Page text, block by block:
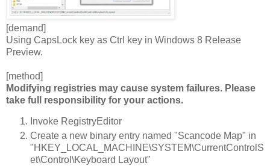
[demand]
Using CapsLock key as Ctrl key in Windows 8 Release
Preview.
[method]
Modifying registries may cause system failures. Please
take full responsibility for your actions.
Invoke RegistryEditor
Create a new binary entry named "Scancode Map" in
"HKEY_LOCAL_MACHINE\SYSTEM\CurrentControlS
et\Control\Keyboard Layout"